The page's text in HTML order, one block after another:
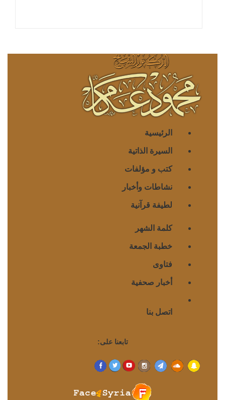
الرئيسية
السيرة الذاتية
كتب و مؤلفات
نشاطات وأخبار
لطيفة قرآنية
كلمة الشهر
خطبة الجمعة
فتاوى
أخبار صحفية
اتصل بنا
تابعنا على: